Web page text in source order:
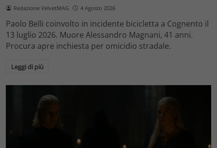
Redazione VelvetMAG 4 Agosto 2026
Paolo Belli coinvolto in incidente bicicletta a Cognento il
13 luglio 2026. Muore Alessandro Magnani, 41 anni.
Procura apre inchiesta per omicidio stradale.
Leggi di più